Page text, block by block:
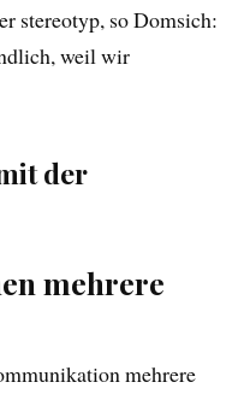
stereotyp, so Domsich:
weil wir
der
mehrere
mehrere